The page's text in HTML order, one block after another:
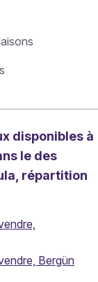
disponibles à
le des
répartition
Bergün